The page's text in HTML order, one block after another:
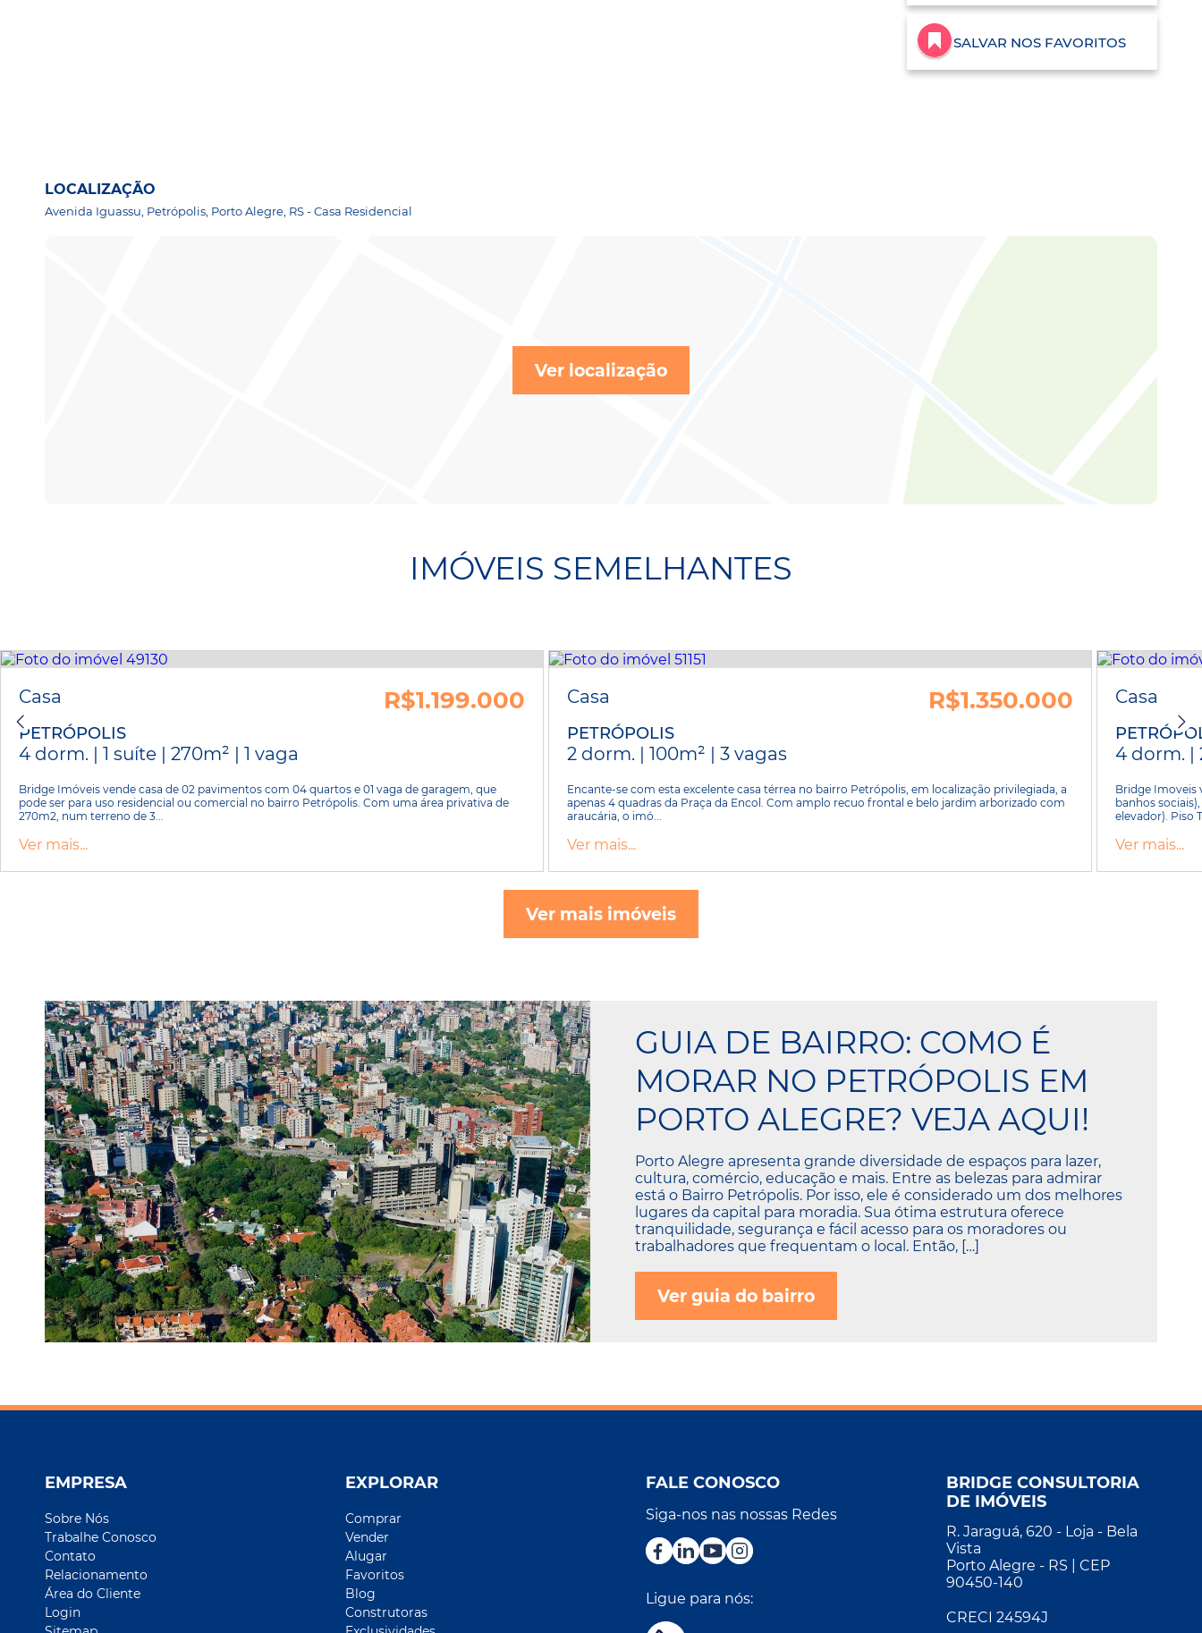
SALVAR NOS FAVORITOS
LOCALIZAÇÃO
Avenida Iguassu, Petrópolis, Porto Alegre, RS - Casa Residencial
Ver localização
IMÓVEIS SEMELHANTES
Casa R$1.199.000
PETRÓPOLIS
4 dorm. | 1 suíte | 270m² | 1 vaga
Bridge Imóveis vende casa de 02 pavimentos com 04 quartos e 01 vaga de garagem, que
pode ser para uso residencial ou comercial no bairro Petrópolis. Com uma área privativa de
270m2, num terreno de 3...
Ver mais...
Casa R$1.350.000
PETRÓPOLIS
2 dorm. | 100m² | 3 vagas
Encante-se com esta excelente casa térrea no bairro Petrópolis, em localização privilegiada, a
apenas 4 quadras da Praça da Encol. Com amplo recuo frontal e belo jardim arborizado com
araucária, o imó...
Ver mais...
Casa
4 dorm. |
Bridge Imoveis
banhos
elevador). Piso
Ver mais...
Ver mais imóveis
GUIA DE BAIRRO: COMO É
MORAR NO PETRÓPOLIS EM
PORTO ALEGRE? VEJA AQUI!
Porto Alegre apresenta grande diversidade de espaços para lazer,
cultura, comércio, educação e mais. Entre as belezas para admirar
está o Bairro Petrópolis. Por isso, ele é considerado um dos melhores
lugares da capital para moradia. Sua ótima estrutura oferece
tranquilidade, segurança e fácil acesso para os moradores ou
trabalhadores que frequentam o local. Então, […]
Ver guia do bairro
EMPRESA
Sobre Nós
Trabalhe Conosco
Contato
Relacionamento
Área do Cliente
Login
EXPLORAR
Comprar
Vender
Alugar
Favoritos
Blog
Construtoras
FALE CONOSCO
Siga-nos nas nossas Redes
Ligue para nós:
BRIDGE CONSULTORIA
DE IMÓVEIS
R. Jaraguá, 620 - Loja - Bela
Vista
Porto Alegre - RS | CEP
90450-140
CRECI 24594J